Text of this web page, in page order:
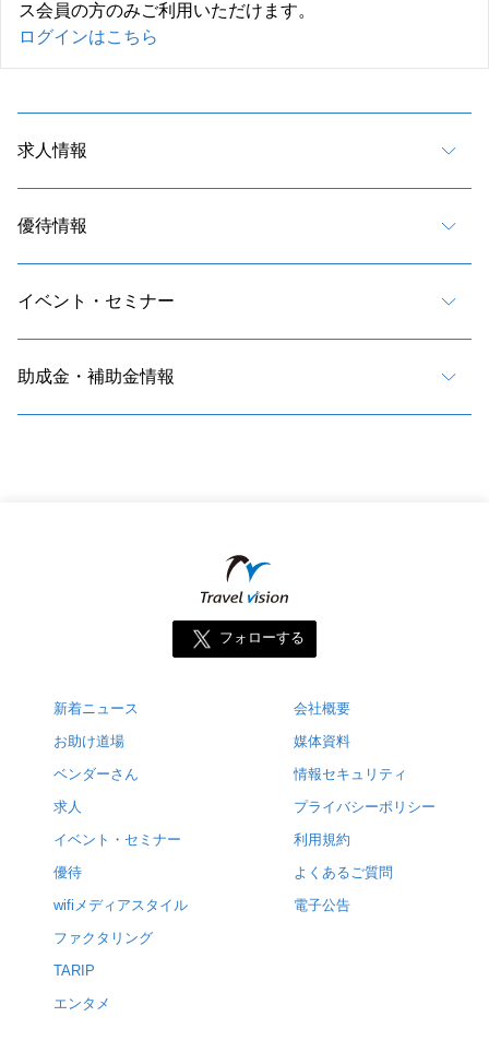
ス会員の方のみご利用いただけます。
ログインはこちら
求人情報
優待情報
イベント・セミナー
助成金・補助金情報
フォローする
新着ニュース
お助け道場
ベンダーさん
求人
イベント・セミナー
優待
wifiメディアスタイル
ファクタリング
TARIP
エンタメ
会社概要
媒体資料
情報セキュリティ
プライバシーポリシー
利用規約
よくあるご質問
電子公告